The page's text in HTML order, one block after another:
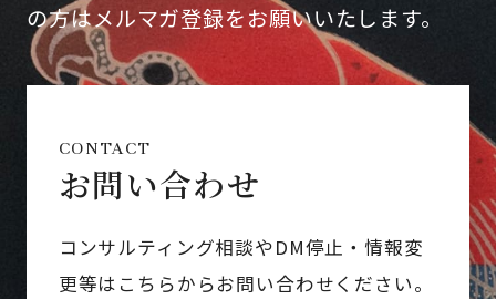
の方はメルマガ登録をお願いいたします。
CONTACT
お問い合わせ
コンサルティング相談やDM停止・情報変
更等はこちらからお問い合わせください。